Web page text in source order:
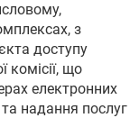
з
доступу
комісії, що
електронних
надання послуг